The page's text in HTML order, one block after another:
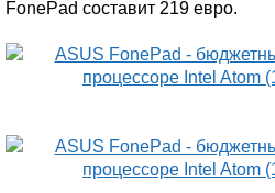
FonePad составит 219 евро.